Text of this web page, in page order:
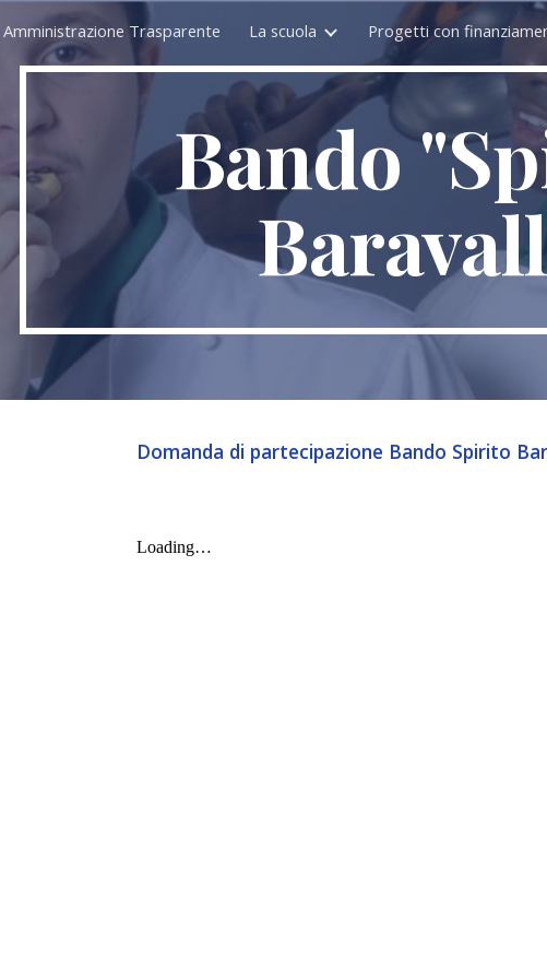
Skip to main content
Amministrazione Trasparente La scuola Progetti con
Bando
Domanda di partecipazione Bando Spirito